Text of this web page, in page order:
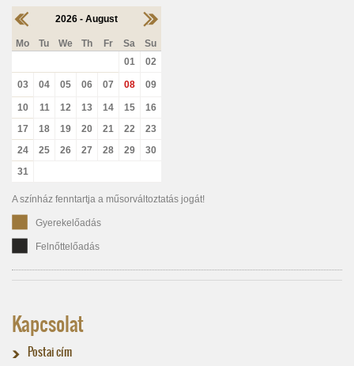
2026 - August
Mo Tu We Th Fr Sa
Su
01
02
03 04 05 06 07 08 09
10 11 12 13 14 15
16
17
18 19 20 21 22
23
24
25 26 27 28 29
30
31
A színház fenntartja a műsorváltoztatás jogát!
Gyerekelőadás
Felnőttelőadás
Kapcsolat
Postai cím